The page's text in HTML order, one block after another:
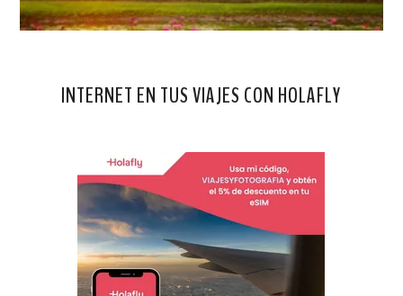
INTERNET EN TUS VIAJES CON HOLAFLY